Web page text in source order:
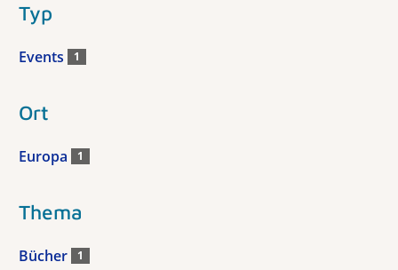
Typ
Events 1
Ort
Europa 1
Thema
Bücher 1